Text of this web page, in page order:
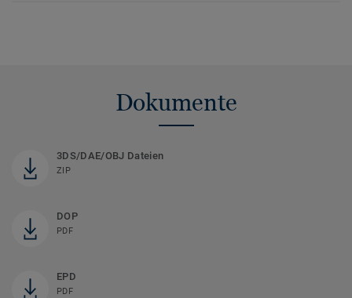
Dokumente
3DS/DAE/OBJ Dateien
ZIP
DOP
PDF
EPD
PDF